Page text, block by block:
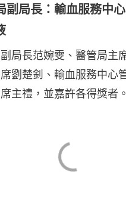
副局長：輸血服務中
局長范婉雯、醫管局主
劉楚釗、輸血服務中心
主禮，並嘉許各得獎者。